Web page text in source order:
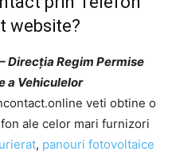
website?
Direcția Regim Permise
a Vehiculelor
veti obtine o
ale celor mari furnizori
, panouri fotovoltaice